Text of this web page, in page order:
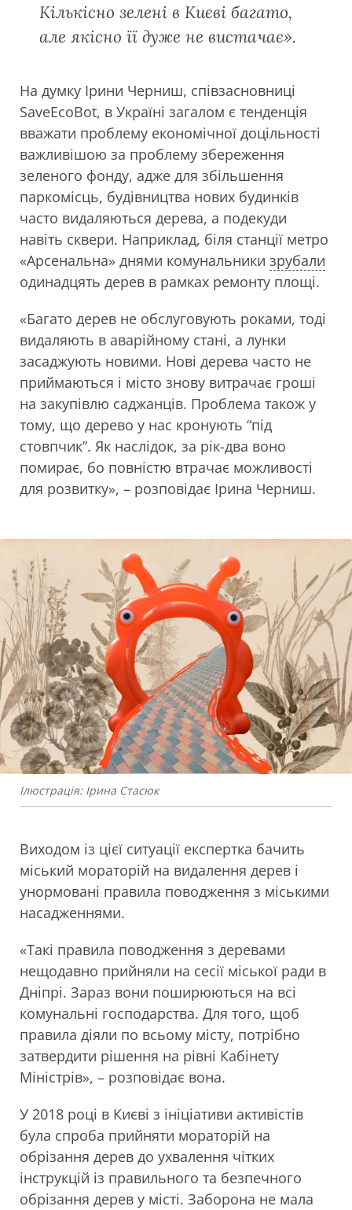
Кількісно зелені в Києві багато,
але якісно її дуже не вистачає».
На думку Ірини Черниш, співзасновниці
SaveEcoBot, в Україні загалом є тенденція
вважати проблему економічної доцільності
важливішою за проблему збереження
зеленого фонду, адже для збільшення
паркомісць, будівництва нових будинків
часто видаляються дерева, а подекуди
навіть сквери. Наприклад, біля станції метро
«Арсенальна» днями комунальники зрубали
одинадцять дерев в рамках ремонту площі.
«Багато дерев не обслуговують роками, тоді
видаляють в аварійному стані, а лунки
засаджують новими. Нові дерева часто не
приймаються і місто знову витрачає гроші
на закупівлю саджанців. Проблема також у
тому, що дерево у нас кронують “під
стовпчик”. Як наслідок, за рік-два воно
помирає, бо повністю втрачає можливості
для розвитку», – розповідає Ірина Черниш.
Ілюстрація: Ірина Стасюк
Виходом із цієї ситуації експертка бачить
міський мораторій на видалення дерев і
унормовані правила поводження з міськими
насадженнями.
«Такі правила поводження з деревами
нещодавно прийняли на сесії міської ради в
Дніпрі. Зараз вони поширюються на всі
комунальні господарства. Для того, щоб
правила діяли по всьому місту, потрібно
затвердити рішення на рівні Кабінету
Міністрів», – розповідає вона.
У 2018 році в Києві з ініціативи активістів
була спроба прийняти мораторій на
обрізання дерев до ухвалення чітких
інструкцій із правильного та безпечного
обрізання дерев у місті. Заборона не мала